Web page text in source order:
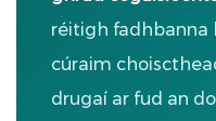
réitigh fadhbanna
cúraim
drugaí ar fud an